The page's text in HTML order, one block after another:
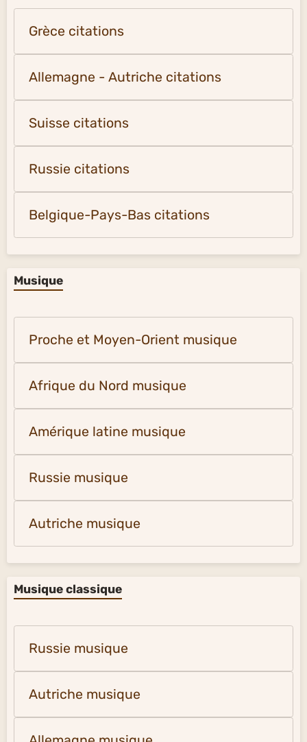
Grèce citations
Allemagne - Autriche citations
Suisse citations
Russie citations
Belgique-Pays-Bas citations
Musique
Proche et Moyen-Orient musique
Afrique du Nord musique
Amérique latine musique
Russie musique
Autriche musique
Musique classique
Russie musique
Autriche musique